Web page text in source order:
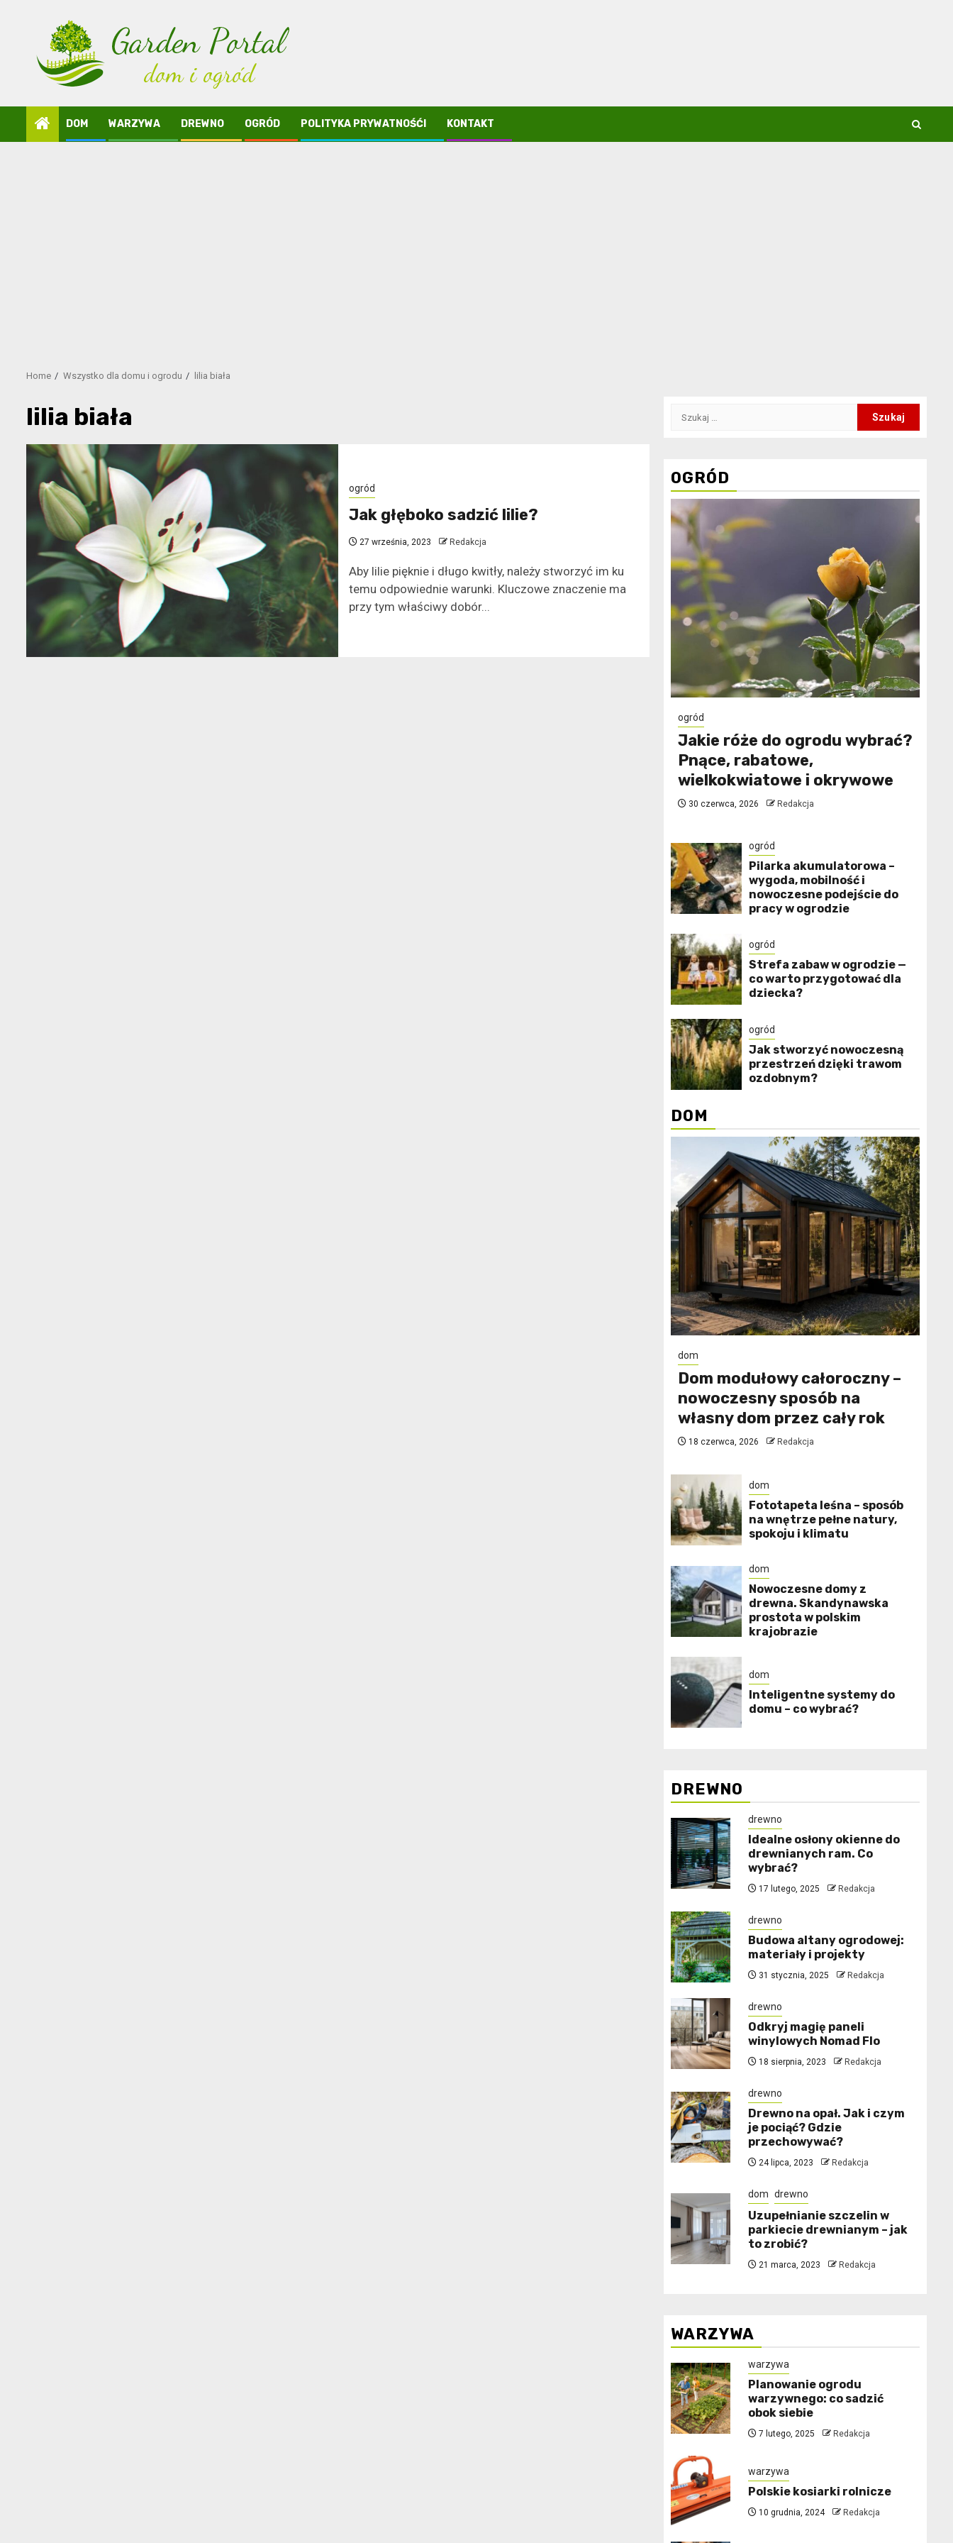
DOM WARZYWA DREWNO OGRÓD POLITYKA PRYWATNOŚĆI KONTAKT
Home Wszystko dla domu i ogrodu lilia biała
lilia biała
ogród
Jak głęboko sadzić lilie?
27 września, 2023 Redakcja
Aby lilie pięknie i długo kwitły, należy stworzyć im ku
temu odpowiednie warunki. Kluczowe znaczenie ma
przy tym właściwy dobór...
Szukaj:
OGRÓD
ogród
Jakie róże do ogrodu wybrać?
Pnące, rabatowe,
wielkokwiatowe i okrywowe
30 czerwca, 2026 Redakcja
ogród
Pilarka akumulatorowa –
wygoda, mobilność i
nowoczesne podejście do
pracy w ogrodzie
ogród
Strefa zabaw w ogrodzie —
co warto przygotować dla
dziecka?
ogród
Jak stworzyć nowoczesną
przestrzeń dzięki trawom
ozdobnym?
DOM
dom
Dom modułowy całoroczny –
nowoczesny sposób na
własny dom przez cały rok
18 czerwca, 2026 Redakcja
dom
​Fototapeta leśna – sposób
na wnętrze pełne natury,
spokoju i klimatu
dom
Nowoczesne domy z
drewna. Skandynawska
prostota w polskim
krajobrazie
dom
Inteligentne systemy do
domu – co wybrać?
DREWNO
drewno
Idealne osłony okienne do
drewnianych ram. Co
wybrać?
17 lutego, 2025 Redakcja
drewno
Budowa altany ogrodowej:
materiały i projekty
31 stycznia, 2025 Redakcja
drewno
Odkryj magię paneli
winylowych Nomad Flo
18 sierpnia, 2023 Redakcja
drewno
Drewno na opał. Jak i czym
je pociąć? Gdzie
przechowywać?
24 lipca, 2023 Redakcja
dom drewno
Uzupełnianie szczelin w
parkiecie drewnianym – jak
to zrobić?
21 marca, 2023 Redakcja
WARZYWA
warzywa
Planowanie ogrodu
warzywnego: co sadzić
obok siebie
7 lutego, 2025 Redakcja
warzywa
Polskie kosiarki rolnicze
10 grudnia, 2024 Redakcja